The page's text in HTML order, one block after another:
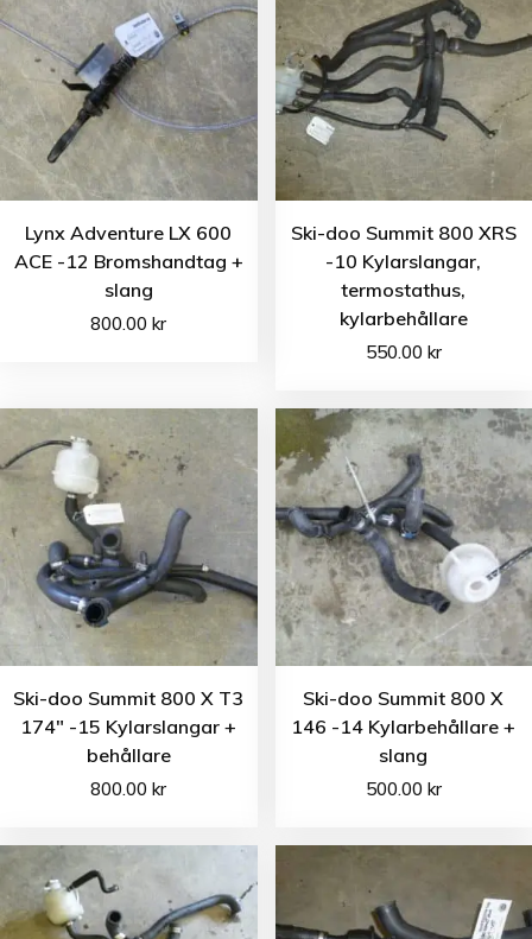
Lynx Adventure LX 600
ACE -12 Bromshandtag +
slang
800.00kr
Ski-doo Summit 800 XRS
-10 Kylarslangar,
termostathus,
kylarbehållare
550.00 kr
Ski-doo Summit 800 X T3
174″ -15 Kylarslangar +
behållare
800.00kr
Ski-doo Summit 800 X
146 -14 Kylarbehållare +
slang
500.00 kr